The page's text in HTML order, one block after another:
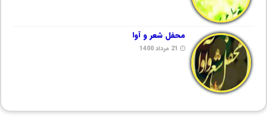
محفل شعر و آوا
21 مرداد 1400